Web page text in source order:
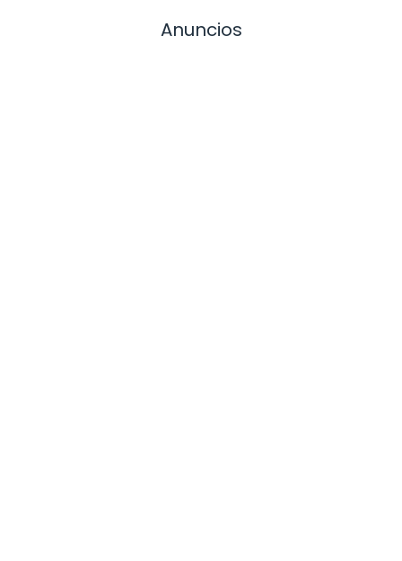
Anuncios